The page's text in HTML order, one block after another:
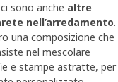
sono anche altre
nell’arredamento.
una composizione che
nel mescolare
e stampe astratte, per